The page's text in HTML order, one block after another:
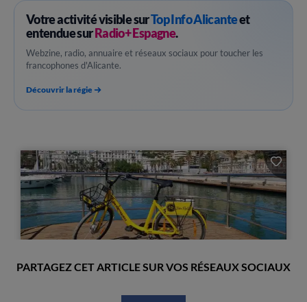
Votre activité visible surTop Info Alicanteet
entendue surRadio+ Espagne.
Webzine, radio, annuaire et réseaux sociaux pour toucher les
francophones d'Alicante.
Découvrir la régie
PARTAGEZ CET ARTICLE SUR VOS RÉSEAUX SOCIAUX